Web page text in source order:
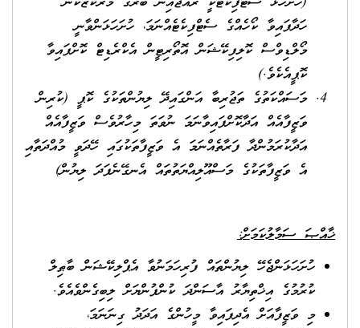
ހަދާފައިވާ ކޯހެއްގެ ސެޓްފިކެޓެއްނަމަ، ހުށަހަޅަންވާނީ
މޯލްޑިވްސް ކޮލިފިކޭޝަން އޮތޯރިޓީން އެކްރެޑިޓް ކޮށްފައިވާ
ކޮޕީއެކެވެ.)
މަސައްކަތުގެ ތަޖުރިބާ އަންގައިދޭ ލިޔުންތަކުގެ ކޮޕީ (ކުރިން
ވަޒީފާއެއް އަދާކޮށްފައިވާނަމަ ނުވަތަ މިހާރުވެސް ވަޒީފާއެއް
އަދާކުރަމުންދާ ފަރާތެއްނަމަ އެ ވަޒީފާތަކުގައި ހޭދަވީ މުއްދަތާއި
އެ ވަޒީފާތަކުގެ މަސްއޫލިއްޔަތުތައް އެނގޭނެފަދަ ލިޔުން)
ޚާއްޞަ ސަމާލުކަމަށް:
ހުށަހަޅަންޖެހޭ ލިޔުންތައް ފުރިހަމަނުވާ އެޕްލިކޭޝަން ބާޠިލް
ކުރުމުގެ އިޚްތިޔާރު އާސަންދަ ކުންފުންޔަށް ލިބިގެންވެއެވެ.
މި ވަޒީފާއަށް އެދިފައިވާ މީހުންގެ އަދަދު ގިނަނަމަ،